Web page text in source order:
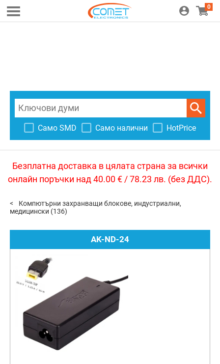
0
Само SMD Само налични HotPrice
Безплатна доставка в цялата страна за всички
онлайн поръчки над 40.00 € / 78.23 лв. (без ДДС).
Компютърни захранващи блокове, индустриални,
медицински (136)
AK-ND-24